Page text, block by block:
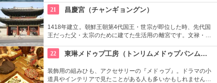
心者の方も基本動作からきちんと学んで、いざ海へ！
21 昌慶宮（チャンギョングン）
1418年建立。朝鮮王朝第4代国王・世宗が即位した時、先代国
王だった父・太宗のために建てた生活用の離宮です。文禄・慶
然に囲まれた環境の中にあり、鮮やかな赤い柱の建物が印象的
です。
22 東琳メドゥプ工房（トンリムメドゥプパンムルグァン）
装飾用の組みひも、アクセサリーの『メドゥプ』。ドラマの小
道具やインテリアで見たことがある人も多いかもしれません